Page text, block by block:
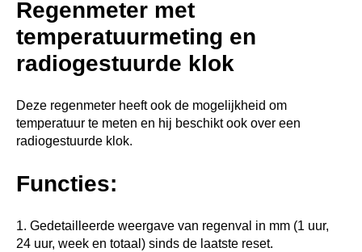
Regenmeter met
temperatuurmeting en
radiogestuurde klok
Deze regenmeter heeft ook de mogelijkheid om
temperatuur te meten en hij beschikt ook over een
radiogestuurde klok.
Functies:
1. Gedetailleerde weergave van regenval in mm (1 uur,
24 uur, week en totaal) sinds de laatste reset.